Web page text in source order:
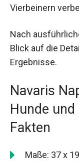
Vierbeinern
Nach
Blick auf die
Ergebnisse.
Navaris
Hunde
Fakten
Maße: 37 x